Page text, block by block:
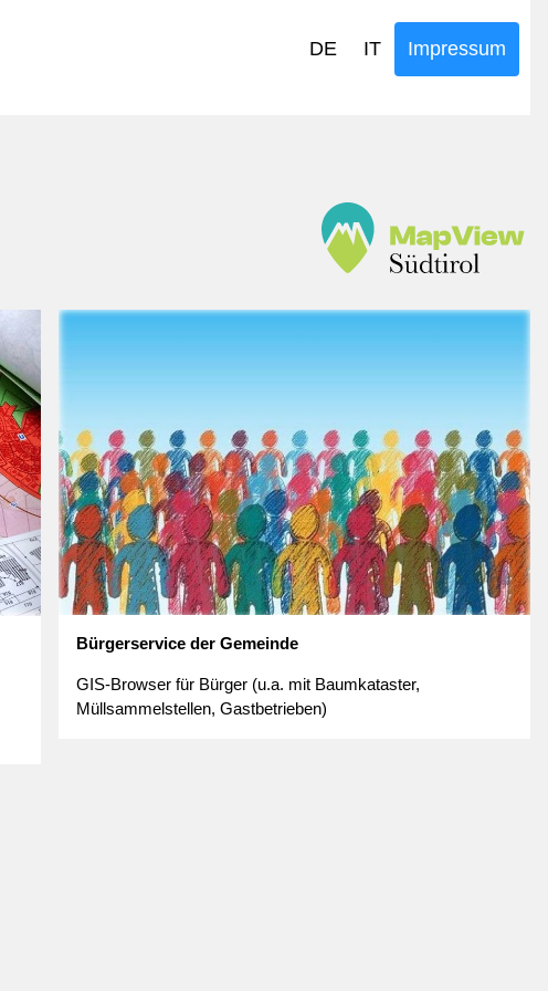
DE IT Impressum
Bürgerservice der Gemeinde
GIS-Browser für Bürger (u.a. mit Baumkataster,
Müllsammelstellen, Gastbetrieben)